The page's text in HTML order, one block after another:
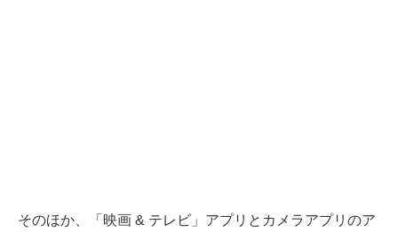
そのほか、「映画 & テレビ」アプリとカメラアプリのア